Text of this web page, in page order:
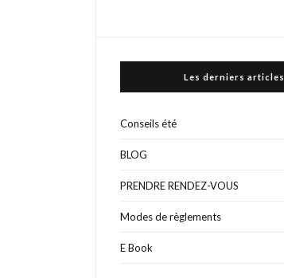
Les derniers articles
Conseils été
BLOG
PRENDRE RENDEZ-VOUS
Modes de règlements
E Book